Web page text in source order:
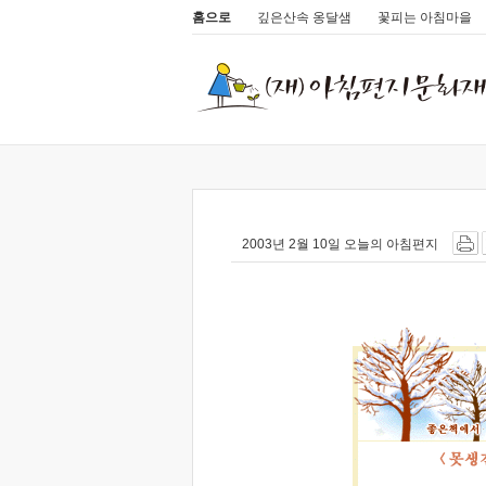
홈으로 깊은산속 옹달샘 꽃피는 아침마을
2003년 2월 10일 오늘의 아침편지